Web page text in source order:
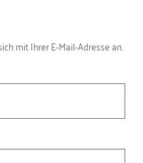
mit Ihrer E-Mail-Adresse an.